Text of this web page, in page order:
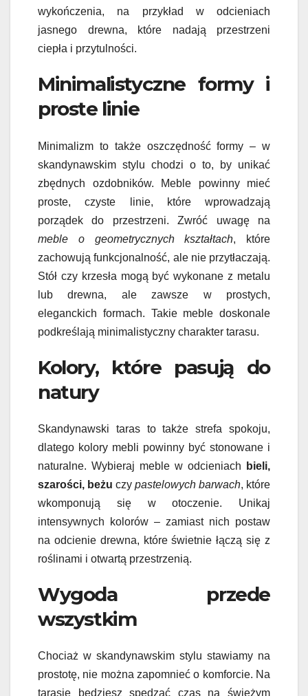
wykończenia, na przykład w odcieniach
jasnego drewna, które nadają przestrzeni
ciepła i przytulności.
Minimalistyczne formy i
proste linie
Minimalizm to także oszczędność formy – w
skandynawskim stylu chodzi o to, by unikać
zbędnych ozdobników. Meble powinny mieć
proste, czyste linie, które wprowadzają
porządek do przestrzeni. Zwróć uwagę na
meble o geometrycznych kształtach, które
zachowują funkcjonalność, ale nie przytłaczają.
Stół czy krzesła mogą być wykonane z metalu
lub drewna, ale zawsze w prostych,
eleganckich formach. Takie meble doskonale
podkreślają minimalistyczny charakter tarasu.
Kolory, które pasują do
natury
Skandynawski taras to także strefa spokoju,
dlatego kolory mebli powinny być stonowane i
naturalne. Wybieraj meble w odcieniach
bieli,
szarości, beżu czy pastelowych barwach, które
wkomponują się w otoczenie. Unikaj
intensywnych kolorów – zamiast nich postaw
na odcienie drewna, które świetnie łączą się z
roślinami i otwartą przestrzenią.
Wygoda przede
wszystkim
Chociaż w skandynawskim stylu stawiamy na
prostotę, nie można zapomnieć o komforcie. Na
tarasie będziesz spędzać czas na świeżym